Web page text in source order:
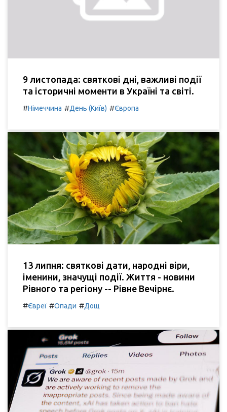
9 листопада: святкові дні, важливі події
та історичні моменти в Україні та світі.
#Німеччина #День (Київ) #Європа
13 липня: святкові дати, народні віри,
іменини, значущі події. Життя - новини
Рівного та регіону -- Рівне Вечірнє.
#Євреї #Опади #Дощ